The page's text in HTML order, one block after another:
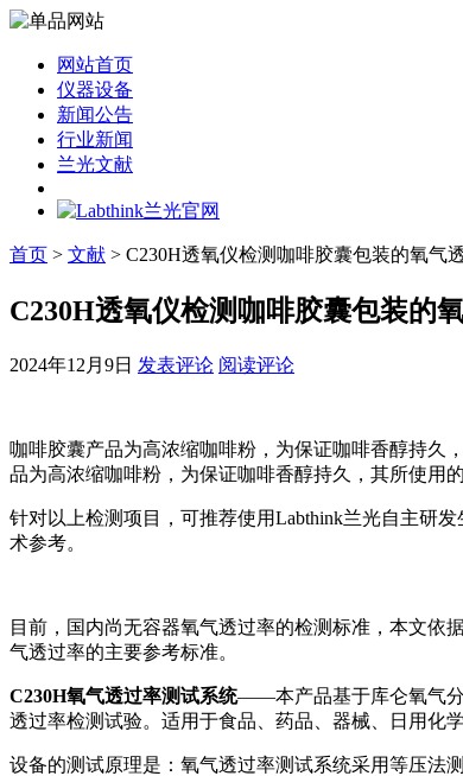
网站首页
仪器设备
新闻公告
行业新闻
兰光文献
首页 > 文献 > C230H透氧仪检测咖啡胶囊包装的氧气
C230H透氧仪检测咖啡胶囊包装的
2024年12月9日 发表评论 阅读评论
咖啡胶囊产品为高浓缩咖啡粉，为保证咖啡香醇持久
品为高浓缩咖啡粉，为保证咖啡香醇持久，其所使用
针对以上检测项目，可推荐使用Labthink兰光自主研发
术参考。
目前，国内尚无容器氧气透过率的检测标准，本文依
气透过率的主要参考标准。
C230H氧气透过率测试系统——本产品基于库仑氧气分
透过率检测试验。适用于食品、药品、器械、日用化
设备的测试原理是：氧气透过率测试系统采用等压法